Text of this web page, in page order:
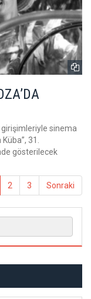
girişimleriyle sinema
31.
gösterilecek
2 3 Sonraki